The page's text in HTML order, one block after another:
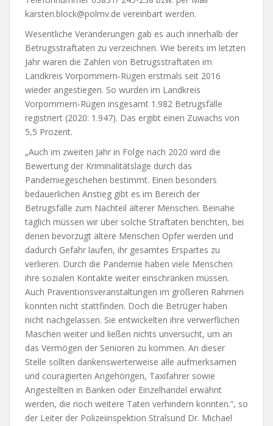
karsten.block@polmv.de vereinbart werden.
Wesentliche Veränderungen gab es auch innerhalb der
Betrugsstraftaten zu verzeichnen. Wie bereits im letzten
Jahr waren die Zahlen von Betrugsstraftaten im
Landkreis Vorpommern-Rügen erstmals seit 2016
wieder angestiegen. So wurden im Landkreis
Vorpommern-Rügen insgesamt 1.982 Betrugsfälle
registriert (2020: 1.947). Das ergibt einen Zuwachs von
5,5 Prozent.
„Auch im zweiten Jahr in Folge nach 2020 wird die
Bewertung der Kriminalitätslage durch das
Pandemiegeschehen bestimmt. Einen besonders
bedauerlichen Anstieg gibt es im Bereich der
Betrugsfälle zum Nachteil älterer Menschen. Beinahe
täglich müssen wir über solche Straftaten berichten, bei
denen bevorzugt ältere Menschen Opfer werden und
dadurch Gefahr laufen, ihr gesamtes Erspartes zu
verlieren. Durch die Pandemie haben viele Menschen
ihre sozialen Kontakte weiter einschränken müssen.
Auch Präventionsveranstaltungen im größeren Rahmen
konnten nicht stattfinden. Doch die Betrüger haben
nicht nachgelassen. Sie entwickelten ihre verwerflichen
Maschen weiter und ließen nichts unversucht, um an
das Vermögen der Senioren zu kommen. An dieser
Stelle sollten dankenswerterweise alle aufmerksamen
und couragierten Angehörigen, Taxifahrer sowie
Angestellten in Banken oder Einzelhandel erwähnt
werden, die noch weitere Taten verhindern konnten.“, so
der Leiter der Polizeiinspektion Stralsund Dr. Michael